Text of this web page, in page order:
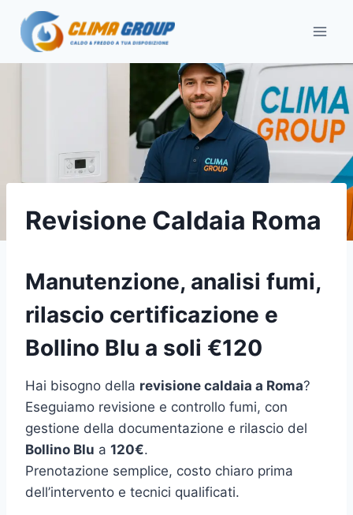
Salta
contenuto
Revisione Caldaia Roma
Manutenzione, analisi fumi,
rilascio certificazione e
Bollino Blu a soli €120
Hai bisogno della revisione caldaia a Roma?
Eseguiamo revisione e controllo fumi, con
gestione della documentazione e rilascio del
Bollino Blu a 120€.
Prenotazione semplice, costo chiaro prima
dell’intervento e tecnici qualificati.